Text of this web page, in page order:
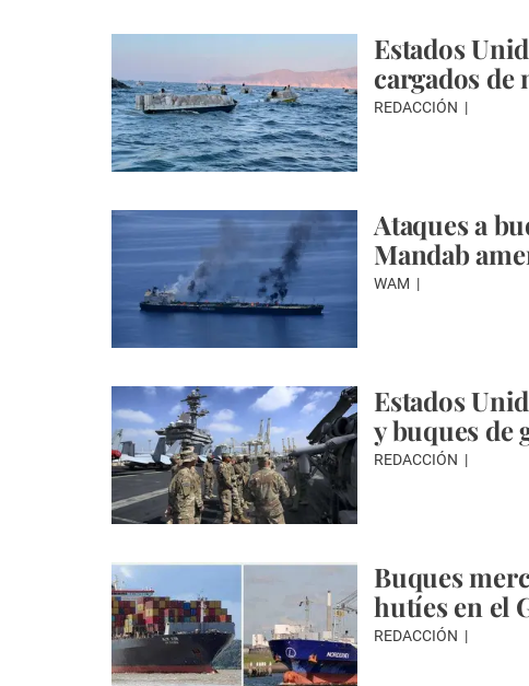
Estados
cargados de
REDACCIÓN
Ataques a
Mandab
WAM
Estados
y buques de
REDACCIÓN
Buques
hutíes en el
REDACCIÓN